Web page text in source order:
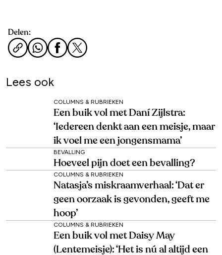
Delen:
Lees ook
COLUMNS & RUBRIEKEN
Een buik vol met Daní Zijlstra:
‘Iedereen denkt aan een meisje, maar
ik voel me een jongensmama’
BEVALLING
Hoeveel pijn doet een bevalling?
COLUMNS & RUBRIEKEN
Natasja’s miskraamverhaal: ‘Dat er
geen oorzaak is gevonden, geeft me
hoop’
COLUMNS & RUBRIEKEN
Een buik vol met Daisy May
(Lentemeisje): ‘Het is nú al altijd een